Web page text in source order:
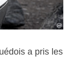
a pris les